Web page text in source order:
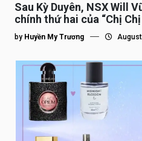
Sau Kỳ Duyên, NSX Will
chính thứ hai của “Chị Chị
by Huyền My Trương